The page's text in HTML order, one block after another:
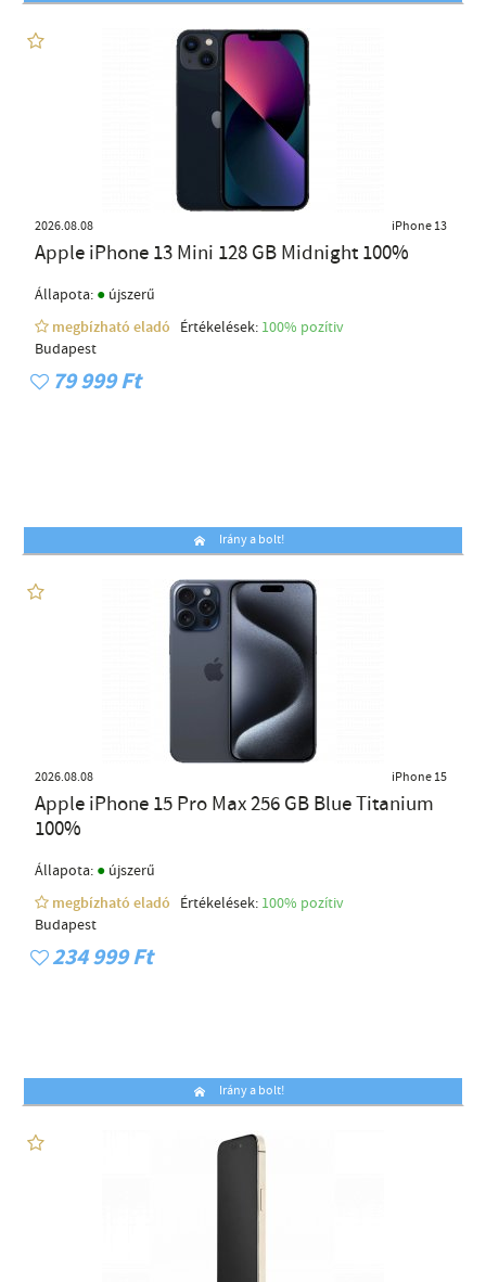
2026.08.08 iPhone 13
Apple iPhone 13 Mini 128 GB Midnight 100%
Állapota: ● újszerű
megbízható eladó
Értékelések: 100% pozítiv
Budapest
79 999 Ft
Irány a bolt!
2026.08.08 iPhone 15
Apple iPhone 15 Pro Max 256 GB Blue Titanium
100%
Állapota: ● újszerű
megbízható eladó
Értékelések: 100% pozítiv
Budapest
234 999 Ft
Irány a bolt!